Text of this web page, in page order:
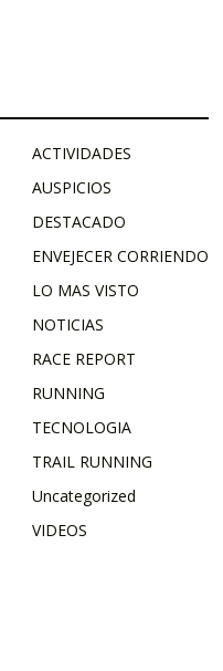
ACTIVIDADES
AUSPICIOS
DESTACADO
ENVEJECER CORRIENDO
LO MAS VISTO
NOTICIAS
RACE REPORT
RUNNING
TECNOLOGIA
TRAIL RUNNING
Uncategorized
VIDEOS